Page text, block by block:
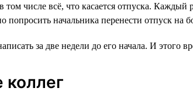
том числе всё, что касается отпуска.
попросить начальника перенести отпуск на
за две недели до его начала. И этого
коллег